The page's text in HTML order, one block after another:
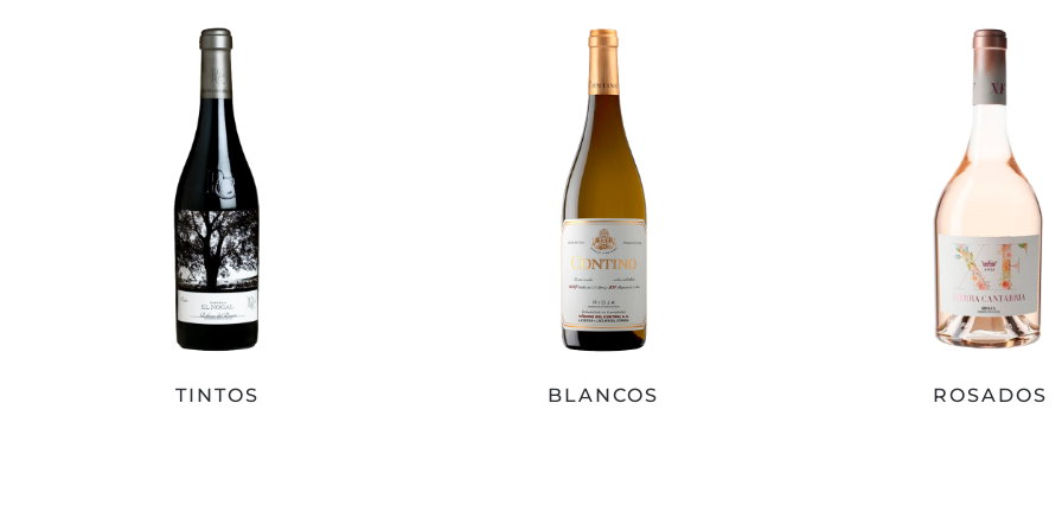
TINTOS BLANCOS ROSADOS